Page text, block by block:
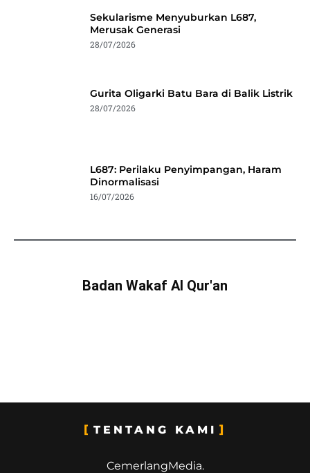
Sekularisme Menyuburkan L687,
Merusak Generasi
28/07/2026
Gurita Oligarki Batu Bara di Balik Listrik
28/07/2026
L687: Perilaku Penyimpangan, Haram
Dinormalisasi
16/07/2026
Badan Wakaf Al Qur'an
TENTANG KAMI
CemerlangMedia.